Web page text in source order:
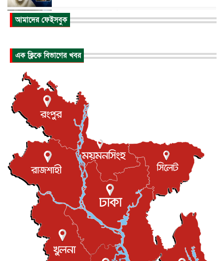
আকাশে ট্রাম্পের হেলিকপ্টার ও যাত্রীবাহী বিমান মুখোমুখি, তদন্...
আন্তর্জাতিক
আন্তর্জাতিক ৬ আগস্ট, ২০২৬
টি-টোয়েন্টি ইতিহাসের সর্বোচ্চ রানের মালিক এখন জস বাটলার
বস্তিতে কেটেছে শৈশব, আজ মুম্বাইয়ে দুই বাড়ির মালিক
বিনোদন ৬ আগস্ট, ২০২৬
যুক্তরাজ্যে বসবাসরত জাতীয়তাবাদী কুলাউড়াবাসীর মত বিনিময়
সভা...
ইউকে কমিউনিটি ৫ আগস্ট, ২০২৬
প্রধানমন্ত্রীকে সৌদি আরব সফরের আমন্ত্রণ
জাতীয় ৫ আগস্ট, ২০২৬
জুলাই গণ-অভ্যুত্থান দিবস আজ, স্মরণে দেশজুড়ে কর্মসূচি
জাতীয় ৫ আগস্ট, ২০২৬
জনগণ পরিবর্তন চেয়েছে বলেই জুলাই আন্দোলন সফল :
আমাদের ফেইসবুক
এক ক্লিকে বিভাগের খবর